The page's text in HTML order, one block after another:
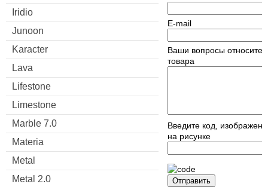
Iridio
Junoon
Karacter
Lava
Lifestone
Limestone
Marble 7.0
Materia
Metal
Metal 2.0
E-mail
Ваши вопросы
товара
Введите код,
на рисунке
Отправить